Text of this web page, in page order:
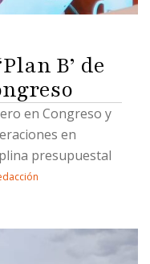
B’ de
en Congreso y
en
presupuestal